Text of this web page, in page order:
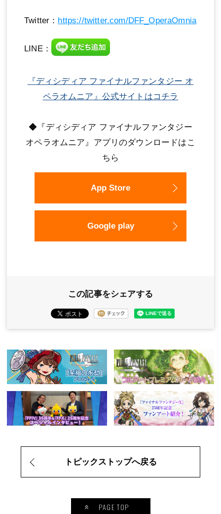
Twitter： https://twitter.com/DFF_OperaOmnia
LINE：
『ディシディア ファイナルファンタジー オ
ペラオムニア』公式サイトはコチラ
◆『ディシディア ファイナルファンタジー
オペラオムニア』アプリのダウンロードはこ
ちら
App Store
Google play
この記事をシェアする
トピックストップへ戻る
PAGE TOP